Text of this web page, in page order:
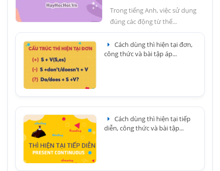
Trong tiếng Anh, việc sử dụng
đúng các động từ thể...
Cách dùng thì hiện tại đơn,
công thức và bài tập áp...
Cách dùng thì hiện tại tiếp
diễn, công thức và bài tập...